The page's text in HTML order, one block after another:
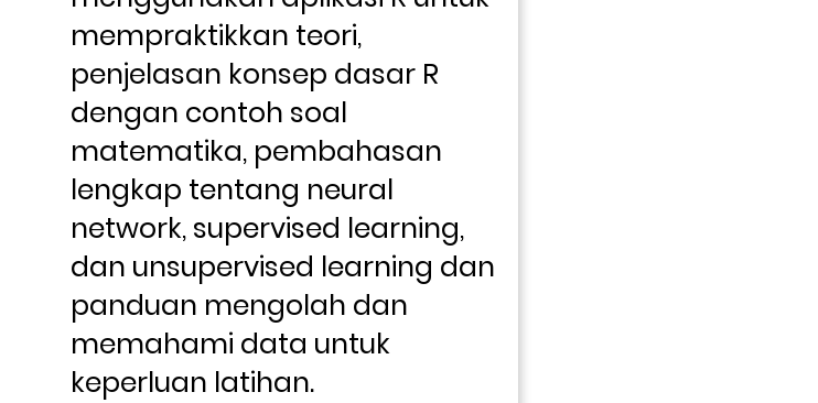
mempraktikkan teori,
penjelasan konsep dasar R
dengan contoh soal
matematika, pembahasan
lengkap tentang neural
network, supervised learning,
dan unsupervised learning dan
panduan mengolah dan
memahami data untuk
keperluan latihan.